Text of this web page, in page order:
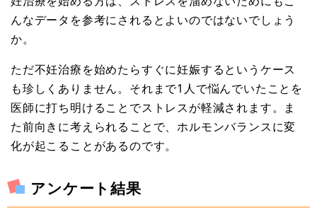
んなデータを参考にされるとよいのではないでしょう
か。
ただ不妊治療を始めたらすぐに妊娠するというケース
も珍しくありません。それまで1人で悩んでいたことを
医師に打ち明けることでストレスが軽減されます。ま
た前向きに考えられることで、ホルモンバランスに変
化が起こることがあるのです。
アンケート結果